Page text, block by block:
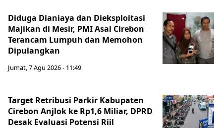
Diduga Dianiaya dan Dieksploitasi
Majikan di Mesir, PMI Asal Cirebon
Terancam Lumpuh dan Memohon
Dipulangkan
Jumat, 7 Agu 2026 - 11:49
Target Retribusi Parkir Kabupaten
Cirebon Anjlok ke Rp1,6 Miliar, DPRD
Desak Evaluasi Potensi Riil